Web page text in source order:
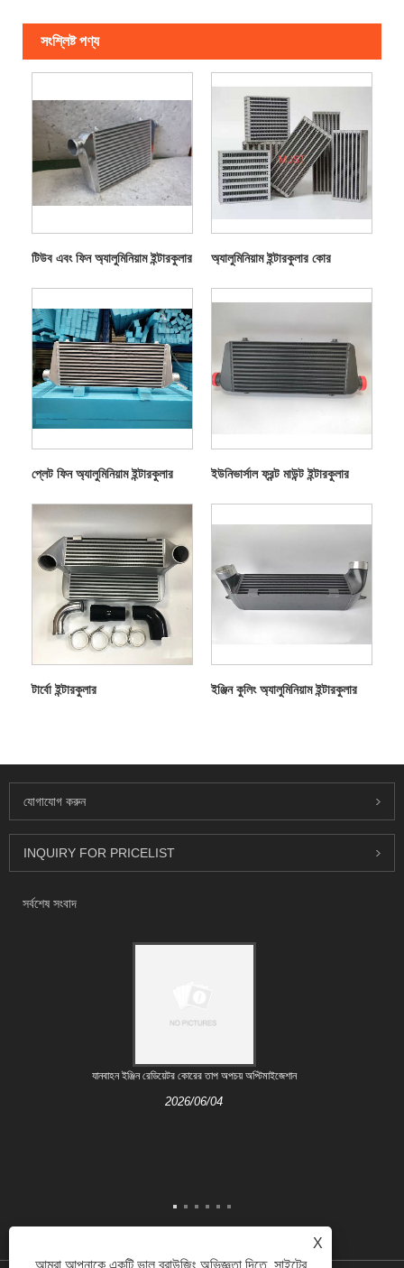
সংশ্লিষ্ট পণ্য
টিউব এবং ফিন অ্যালুমিনিয়াম ইন্টারকুলার অ্যালুমিনিয়াম ইন্টারকুলার কোর
প্লেট ফিন অ্যালুমিনিয়াম ইন্টারকুলার ইউনিভার্সাল ফ্রন্ট মাউন্ট ইন্টারকুলার
টার্বো ইন্টারকুলার ইঞ্জিন কুলিং অ্যালুমিনিয়াম ইন্টারকুলার
যোগাযোগ করুন
INQUIRY FOR PRICELIST
সর্বশেষ সংবাদ
যানবাহন ইঞ্জিন রেডিয়েটর কোরের তাপ অপচয় অপ্টিমাইজেশান
2026/06/04
X
আমরা আপনাকে একটি ভাল ব্রাউজিং অভিজ্ঞতা দিতে, সাইটের